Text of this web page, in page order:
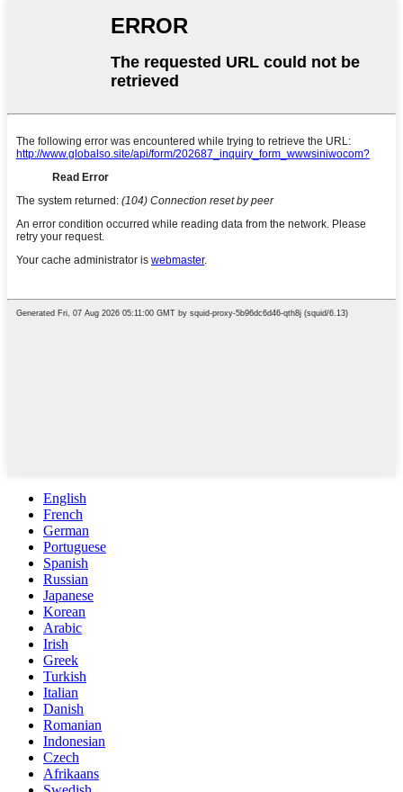
English
French
German
Portuguese
Spanish
Russian
Japanese
Korean
Arabic
Irish
Greek
Turkish
Italian
Danish
Romanian
Indonesian
Czech
Afrikaans